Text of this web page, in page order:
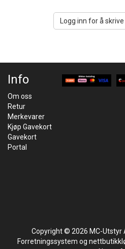
Logg inn for å skrive
Info
Om oss
Retur
Merkevarer
Kjøp Gavekort
Gavekort
Portal
Copyright © 2026 MC-Utstyr
Forretningssystem og